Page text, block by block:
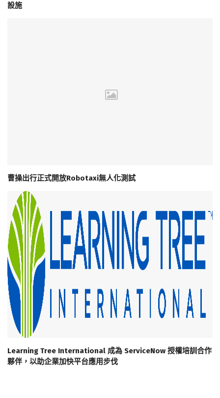
設施
曹操出行正式開放Robotaxi無人化測試
Learning Tree International 成為 ServiceNow 授權培訓合作
夥伴，以助企業加快平台應用步伐